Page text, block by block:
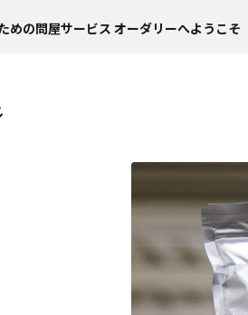
めの問屋サービス オーダリーへようこそ